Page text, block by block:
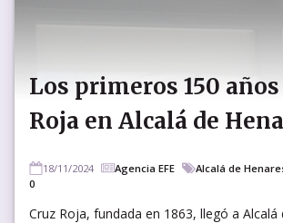
Los primeros 150
Roja en Alcalá de
18/11/2024 Agencia EFE Alcalá de
0
Cruz Roja, fundada en 1863, llegó a Alcalá